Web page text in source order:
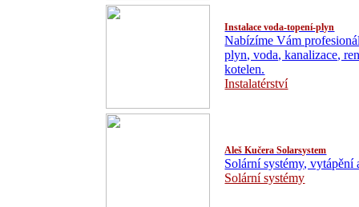
Instalace voda-topení-plyn
Nabízíme Vám
plyn, voda, kanalizace,
kotelen.
Instalatérství
Aleš Kučera Solarsystem
Solární systémy, vytápění
Solární systémy